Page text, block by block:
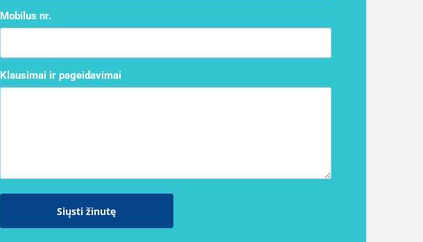
Mobilus nr.
Klausimai ir pageidavimai
Siųsti žinutę